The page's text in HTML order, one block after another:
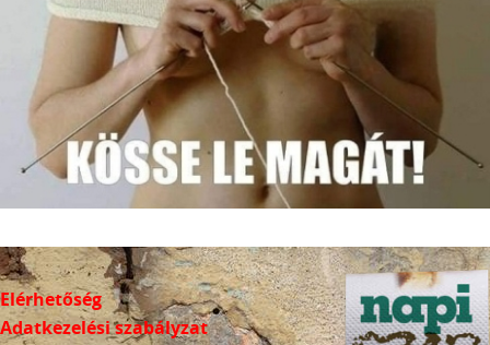
Elérhetőség
Adatkezelési szabályzat